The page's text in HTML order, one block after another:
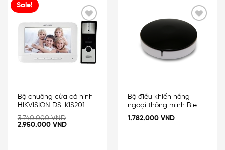
Sale!
Add
to
wishlist
Bộ chuông cửa có hình
HIKVISION DS-KIS201
3.740.000VND
2.950.000 VND
Add
to
wishlist
Bộ điều khiển hồng
ngoại thông minh Ble
1.782.000 VND